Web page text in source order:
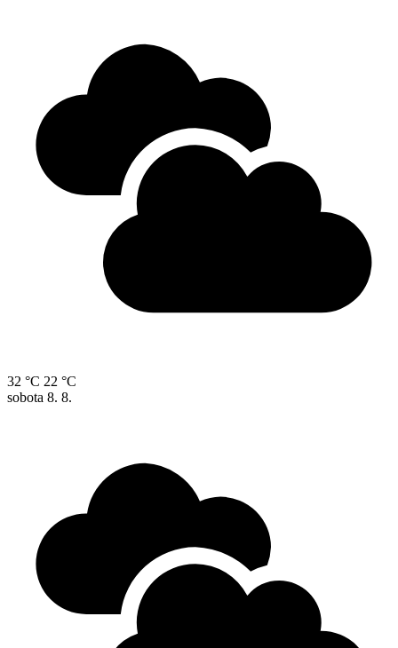
32 °C 22 °C
sobota 8. 8.